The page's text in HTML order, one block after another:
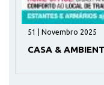
51 | Novembro 2025
CASA &